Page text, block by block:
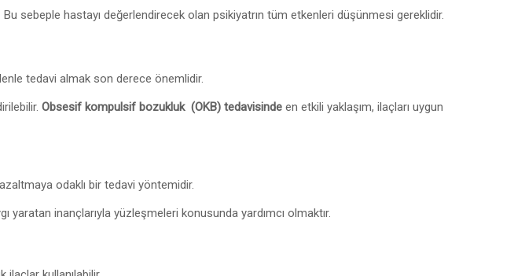
sebeple hastayı değerlendirecek olan psikiyatrın tüm etkenleri düşünmesi gereklidir.
tedavi almak son derece önemlidir.
Obsesif kompulsif bozukluk (OKB) tedavisinde en etkili yaklaşım, ilaçları uygun
odaklı bir tedavi yöntemidir.
inançlarıyla yüzleşmeleri konusunda yardımcı olmaktır.